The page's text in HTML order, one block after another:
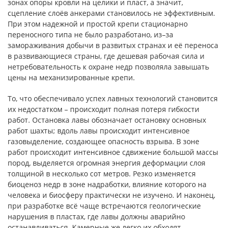
зонах опоры кровли на целики и пласт, а значит,
сцепление слоёв анкерами становилось не эффективным.
При этом надежной и простой крепи стационарно
переносного типа не было разработано, из–за
замораживания добычи в развитых странах и её переноса
в развивающиеся страны, где дешевая рабочая сила и
нетребовательность к охране недр позволяла завышать
цены на механизированные крепи.
То, что обеспечивало успех лавных технологий становится
их недостатком – происходит полная потеря гибкости
работ. Остановка лавы обозначает остановку основных
работ шахты; вдоль лавы происходит интенсивное
газовыделение, создающее опасность взрыва. В зоне
работ происходит интенсивное сдвижение большой массы
пород, выделяется огромная энергия деформации слоя
толщиной в несколько сот метров. Резко изменяется
биоценоз недр в зоне надработки, влияние которого на
человека и биосферу практически не изучено. И наконец,
при разработке всё чаще встречаются геологические
нарушения в пластах, где лавы должны аварийно